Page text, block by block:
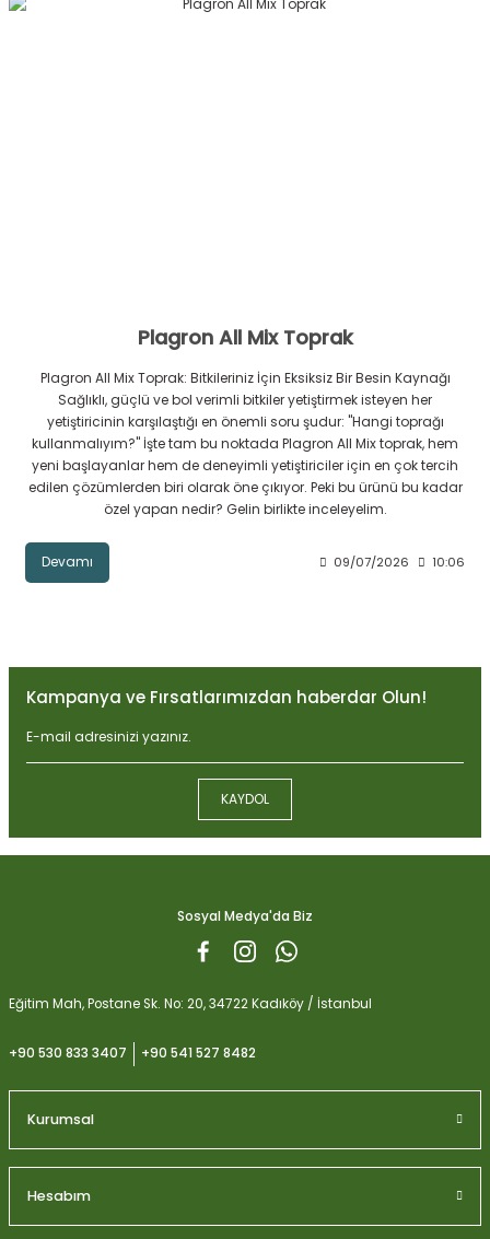
Plagron All Mix Toprak
Plagron All Mix Toprak: Bitkileriniz İçin Eksiksiz Bir Besin Kaynağı
Sağlıklı, güçlü ve bol verimli bitkiler yetiştirmek isteyen her
yetiştiricinin karşılaştığı en önemli soru şudur: "Hangi toprağı
kullanmalıyım?" İşte tam bu noktada Plagron All Mix toprak, hem
yeni başlayanlar hem de deneyimli yetiştiriciler için en çok tercih
edilen çözümlerden biri olarak öne çıkıyor. Peki bu ürünü bu kadar
özel yapan nedir? Gelin birlikte inceleyelim.
Devamı 09/07/2026 10:06
Kampanya ve Fırsatlarımızdan haberdar Olun!
KAYDOL
Sosyal Medya'da Biz
Eğitim Mah, Postane Sk. No: 20, 34722 Kadıköy / İstanbul
+90 530 833 3407 +90 541 527 8482
Kurumsal
Hesabım